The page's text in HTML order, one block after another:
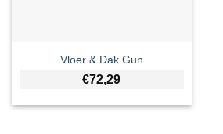
Vloer & Dak Gun
€72,29